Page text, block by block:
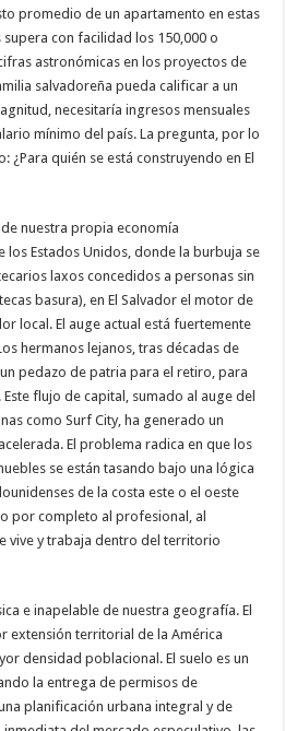
promedio de un apartamento en estas
con facilidad los 150,000 o
astronómicas en los proyectos de
salvadoreña pueda calificar a un
necesitaría ingresos mensuales
mínimo del país. La pregunta, por lo
quién se está construyendo en El
nuestra propia economía
los Estados Unidos, donde la burbuja se
laxos concedidos a personas sin
basura), en El Salvador el motor de
local. El auge actual está fuertemente
hermanos lejanos, tras décadas de
pedazo de patria para el retiro, para
flujo de capital, sumado al auge del
como Surf City, ha generado un
El problema radica en que los
se están tasando bajo una lógica
de la costa este o el oeste
por completo al profesional, al
vive y trabaja dentro del territorio
e inapelable de nuestra geografía. El
extensión territorial de la América
densidad poblacional. El suelo es un
la entrega de permisos de
planificación urbana integral y de